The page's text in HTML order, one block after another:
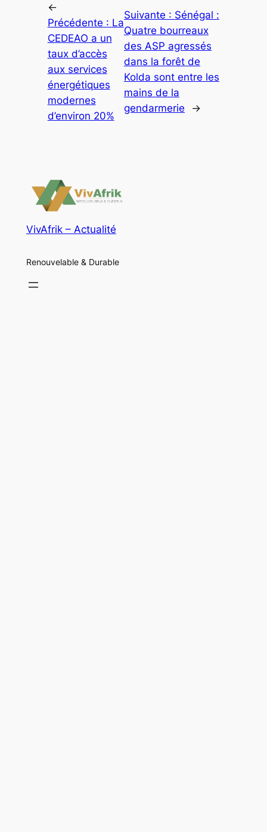
←
Précédente : La
CEDEAO a un
taux d’accès
aux services
énergétiques
modernes
d’environ 20%
Suivante : Sénégal :
Quatre bourreaux
des ASP agressés
dans la forêt de
Kolda sont entre les
mains de la
gendarmerie
→
VivAfrik – Actualité
Renouvelable & Durable